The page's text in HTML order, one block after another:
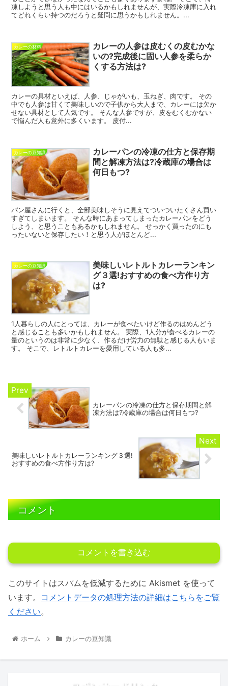
凍しようと思う人も中にはいるかもしれませんが、実際冷凍庫に入れ
てどれくらい持つのだろうと疑問に思うかもしれません。...
カレーの材料
カレーの人参は皮むくの皮むかな
いの?完成後に固い人参を柔らか
くする方法は?
カレーの具材といえば、人参、じゃがいも、玉ねぎ、肉です。 その
中でも人参は甘くて美味しいので子供から大人まで、カレーには欠か
せない具材として人気です。 そんな人参ですが、皮をむくむかない
で悩んだ人も意外に多くいます。 皮付...
カレーの豆知識
カレーパンの冷凍の仕方と保存期
間と解凍方法は?冷蔵庫の場合は
何日もつ?
パン屋さんに行くと、全部美味しそうに見えてついついたくさん買い
すぎてしまいます。 そんな時にあまってしまったカレーパンをどう
しよう、と思うこともあるかもしれません。 せっかく買ったのにも
ったいないと保存したい！と思う人がほとんど...
カレーの豆知識
美味しいレトルトカレーランキン
グ３選!おすすめの食べ方作り方
は?
1人暮らしの人にとっては、カレーが食べたいけど作るのはめんどう
と感じることも多いかもしれません。 実際、1人分が食べるカレーの
量のというのは非常に少なく、作るだけ労力の無駄と感じる人もいま
す。 そこで、レトルトカレーを愛用している人も多...
カレーパンの冷凍の仕方と保存期間と解
凍方法は?冷蔵庫の場合は何日もつ?
美味しいレトルトカレーランキング３選!
おすすめの食べ方作り方は?
コメント
コメントを書き込む
このサイトはスパムを低減するために Akismet を使って
います。 コメントデータの処理方法の詳細はこちらをご覧
ください。
ホーム カレーの豆知識